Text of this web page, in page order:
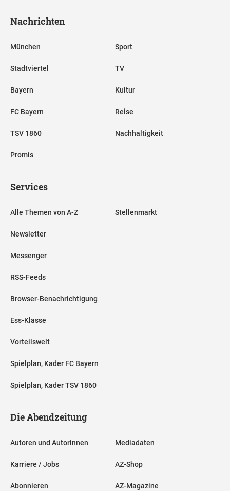
Nachrichten
München
Stadtviertel
Bayern
FC Bayern
TSV 1860
Promis
Sport
TV
Kultur
Reise
Nachhaltigkeit
Services
Alle Themen von A-Z
Newsletter
Messenger
RSS-Feeds
Browser-Benachrichtigung
Ess-Klasse
Vorteilswelt
Spielplan, Kader FC Bayern
Spielplan, Kader TSV 1860
Stellenmarkt
Die Abendzeitung
Autoren und Autorinnen
Karriere / Jobs
Abonnieren
Mediadaten
AZ-Shop
AZ-Magazine